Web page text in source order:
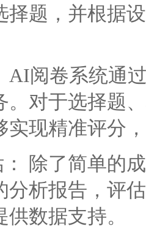
择题，并根据
阅卷系统通过
。对于选择题
实现精准评分
除了简单的成
分析报告，评
数据支持。